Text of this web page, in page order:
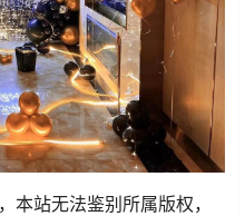
本站无法鉴别所属版权，